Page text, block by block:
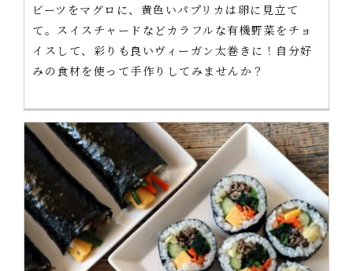
ビーツをマグロに、黄色いパプリカは卵に見立て
て。スイスチャードなどカラフルな有機野菜をチョ
イスして、彩りも良いヴィーガン太巻きに！自分好
みの食材を使って手作りしてみませんか？